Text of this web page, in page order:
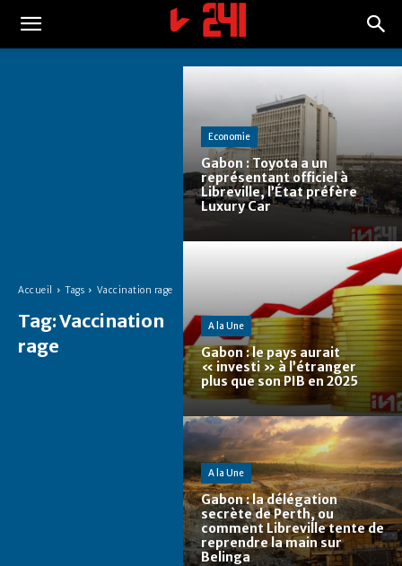
Accueil Tags Vaccination rage
Tag:Vaccination
rage
Economie
Gabon : Toyota a un
représentant officiel à
Libreville, l’État préfère
Luxury Car
A la Une
Gabon : le pays aurait
« investi » à l’étranger
plus que son PIB en 2025
A la Une
Gabon : la délégation
secrète de Perth, ou
comment Libreville tente de
reprendre la main sur
Belinga